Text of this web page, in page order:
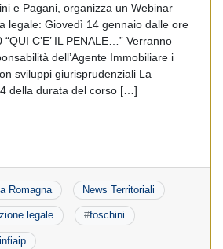
e Pagani, organizza un Webinar
legale: Giovedì 14 gennaio dalle ore
C’E’ IL PENALE…” Verranno
dell’Agente Immobiliare i
sviluppi giurisprudenziali La
della durata del corso […]
Romagna News Territoriali
legale #foschini